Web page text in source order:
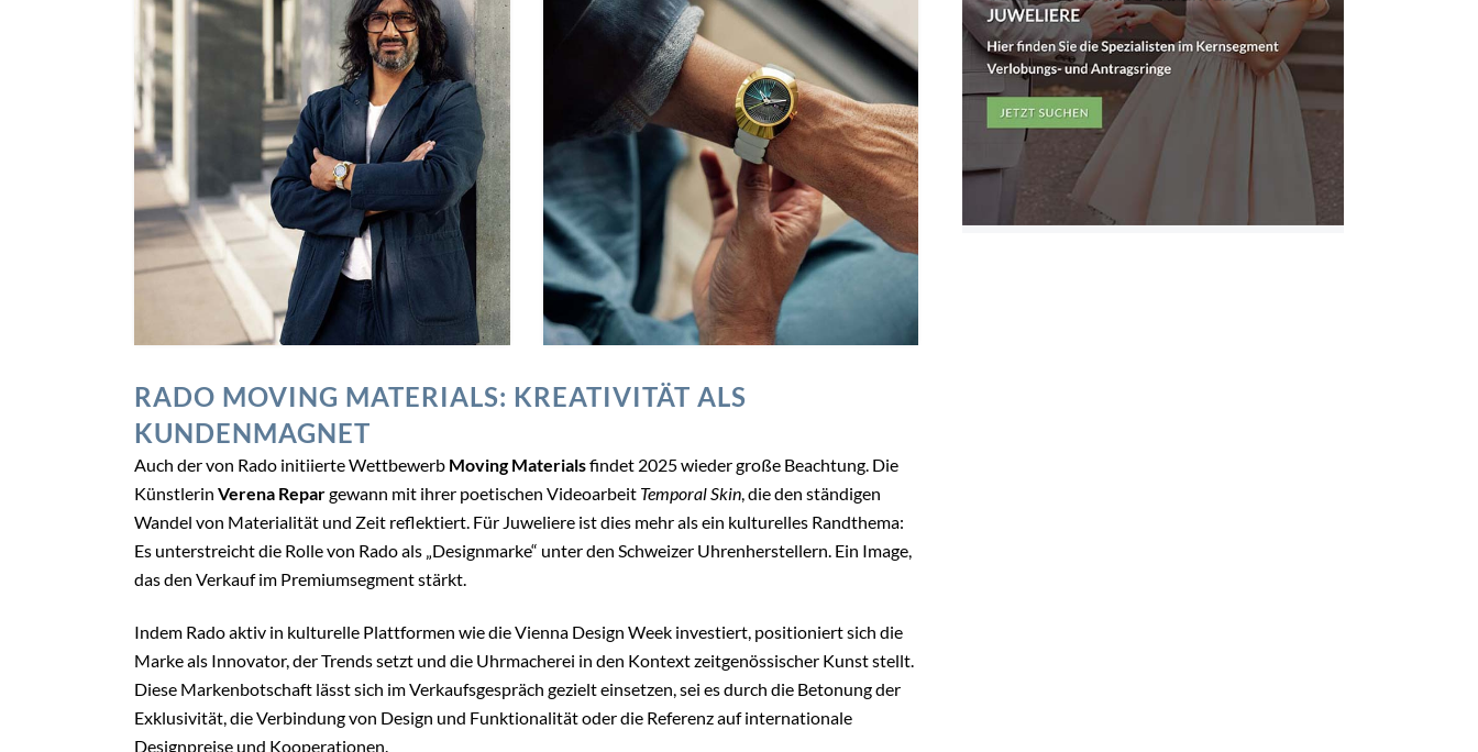
RADO MOVING MATERIALS: KREATIVITÄT ALS
KUNDENMAGNET
Auch der von Rado initiierte Wettbewerb Moving Materialsfindet 2025 wieder große Beachtung. Die
Künstlerin Verena Repargewann mit ihrer poetischen Videoarbeit Temporal Skin, die den ständigen
Wandel von Materialität und Zeit reflektiert. Für Juweliere ist dies mehr als ein kulturelles Randthema:
Es unterstreicht die Rolle von Rado als „Designmarke“ unter den Schweizer Uhrenherstellern. Ein Image,
das den Verkauf im Premiumsegment stärkt.
Indem Rado aktiv in kulturelle Plattformen wie die Vienna Design Week investiert, positioniert sich die
Marke als Innovator, der Trends setzt und die Uhrmacherei in den Kontext zeitgenössischer Kunst stellt.
Diese Markenbotschaft lässt sich im Verkaufsgespräch gezielt einsetzen, sei es durch die Betonung der
Exklusivität, die Verbindung von Design und Funktionalität oder die Referenz auf internationale
Designpreise und Kooperationen.